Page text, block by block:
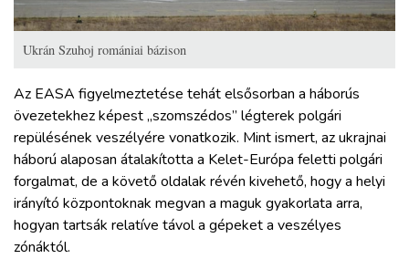
Ukrán Szuhoj romániai bázison
Az EASA figyelmeztetése tehát elsősorban a háborús
övezetekhez képest „szomszédos” légterek polgári
repülésének veszélyére vonatkozik. Mint ismert, az ukrajnai
háború alaposan átalakította a Kelet-Európa feletti polgári
forgalmat, de a követő oldalak révén kivehető, hogy a helyi
irányító központoknak megvan a maguk gyakorlata arra,
hogyan tartsák relatíve távol a gépeket a veszélyes
zónáktól.